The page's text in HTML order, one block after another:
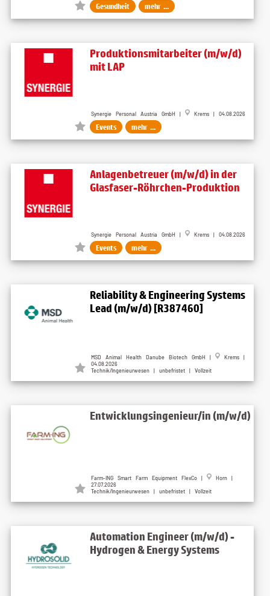
Gesundheit mehr ...
Produktionsmitarbeiter (m/w/d)
mit LAP
Synergie Personal Austria GmbH | Krems | 04.08.2026
Events mehr ...
Anlagenbetreuer (m/w/d) in der
Glasfaser-Röhrchen-Produktion
Synergie Personal Austria GmbH | Krems | 04.08.2026
Events mehr ...
Reliability & Engineering Systems
Lead (m/w/d) [R387460]
MSD Animal Health Danube Biotech GmbH |
Krems |
04.08.2026
Technik/Ingenieurwesen | unbefristet | Vollzeit
Entwicklungsingenieur/in (m/w/d)
Farm-ING Smart Farm Equipment FlexCo |
Horn |
27.07.2026
Technik/Ingenieurwesen | unbefristet | Vollzeit
Automation Engineer (m/w/d) -
Hydrogen & Energy Systems